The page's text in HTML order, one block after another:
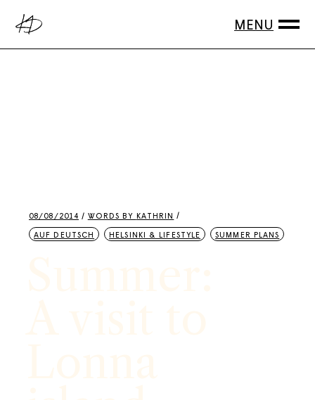
the
08/08/2014 WORDS BY KATHRIN
AUF DEUTSCH HELSINKI & LIFESTYLE SUMMER PLANS